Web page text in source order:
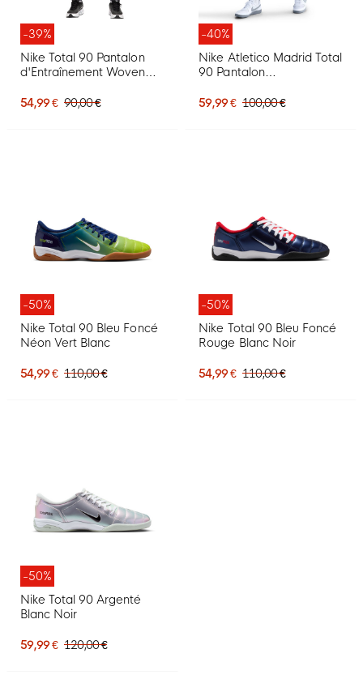
-39%
Nike Total 90 Pantalon
d'Entraînement Woven
54,99 € 90,00 €
-40%
Nike Atletico Madrid Total
90 Pantalon
2025-2026 Noir Bleu
59,99 € 100,00 €
-50%
Nike Total 90 Bleu Foncé
Néon Vert Blanc
54,99 € 110,00 €
-50%
Nike Total 90 Bleu Foncé
Rouge Blanc Noir
54,99 € 110,00 €
-50%
Nike Total 90 Argenté
Blanc Noir
59,99 € 120,00 €